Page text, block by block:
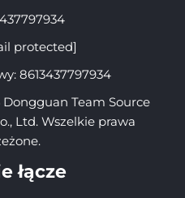
protected]
8613437797934
Team Source
Ltd. Wszelkie prawa
łącze